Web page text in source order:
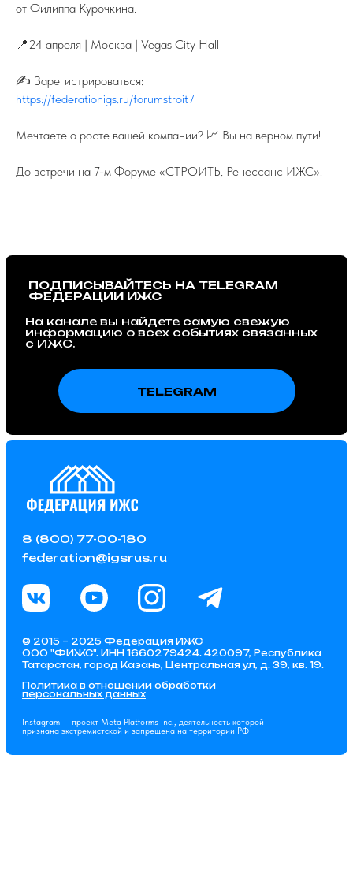
от Филиппа Курочкина.
📍24 апреля | Москва | Vegas City Hall
✍️ Зарегистрироваться:
https://federationigs.ru/forumstroit7
Мечтаете о росте вашей компании? 📈 Вы на верном пути!
До встречи на 7-м Форуме «СТРОИТЬ. Ренессанс ИЖС»!
-
© 2015 – 2025 Федерация ИЖС
ООО "ФИЖС". ИНН 1660279424. 420097, Республика
Политика в отношении обработки
персональных данных